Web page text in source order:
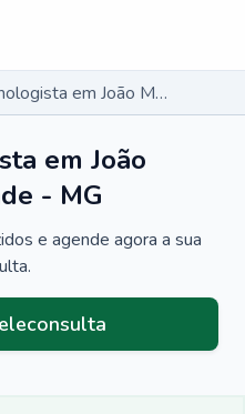
Pneumologista em João Monlevade - MG
em João
- MG
e agende agora a sua